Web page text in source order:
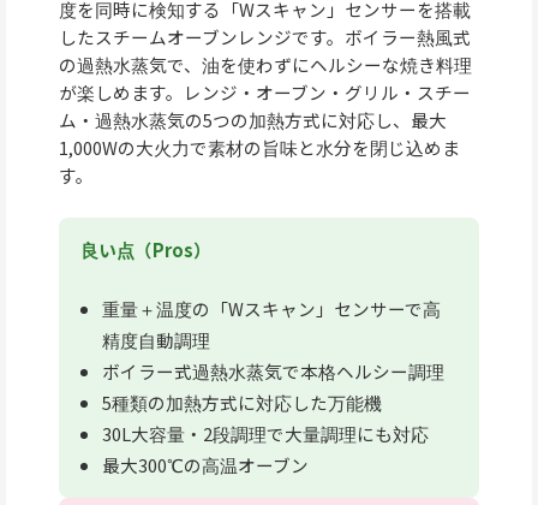
度を同時に検知する「Wスキャン」センサーを搭載
したスチームオーブンレンジです。ボイラー熱風式
の過熱水蒸気で、油を使わずにヘルシーな焼き料理
が楽しめます。レンジ・オーブン・グリル・スチー
ム・過熱水蒸気の5つの加熱方式に対応し、最大
1,000Wの大火力で素材の旨味と水分を閉じ込めま
す。
良い点（Pros）
重量＋温度の「Wスキャン」センサーで高
精度自動調理
ボイラー式過熱水蒸気で本格ヘルシー調理
5種類の加熱方式に対応した万能機
30L大容量・2段調理で大量調理にも対応
最大300℃の高温オーブン